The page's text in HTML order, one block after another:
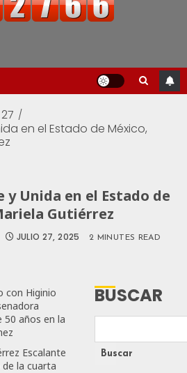
27
en el Estado de México,
y Unida en el Estado de
Gutiérrez
JULIO 27, 2025 2 MINUTES READ
con Higinio
años en la
Escalante
la cuarta
BUSCAR
Buscar